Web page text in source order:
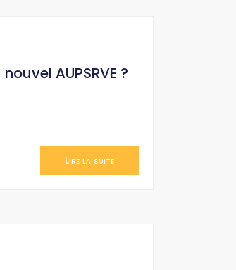
AUPSRVE ?
Lire la suite